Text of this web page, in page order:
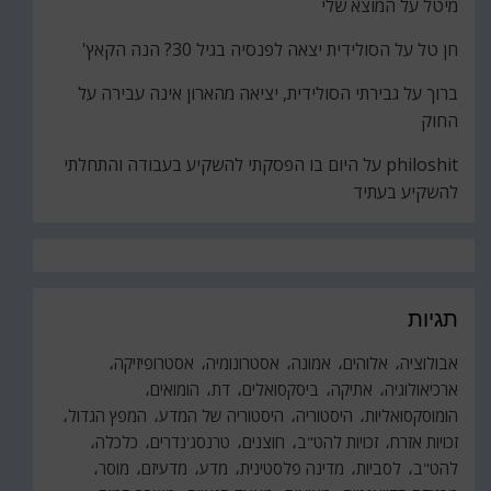
מיטל על המוצא שלי
חן טל על הסולידית יצאה לפנסיה בגיל 30? הנה הקאץ'
ברוך על גבירתי הסולידית, יציאה מהארון אינה עבירה על
החוק
philoshit על היום בו הפסקתי להשקיע בעבודה והתחלתי
להשקיע בעתיד
תגיות
אבולוציה אלוהים אמונה אסטרונומיה
אסטרופיזיקה
ארכיאולוגיה
אתיקה ביסקסואלים דת הומואים
הומוסקסואליות היסטוריה היסטוריה של המדע המפץ הגדול
זכויות אזרח זכויות להט"ב חוצנים טרנסג'נדרים
כלכלה
להט"ב
לסביות מדינה פלסטינית מדע מדעיזם
מוסר